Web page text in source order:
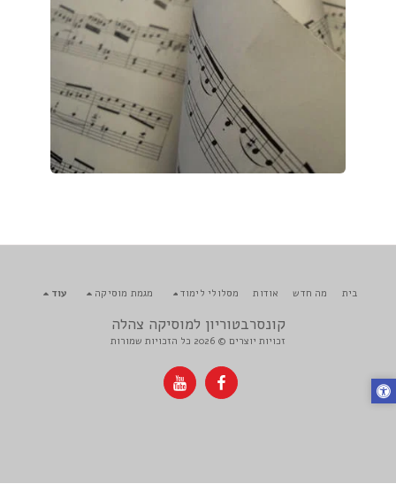
קונסרבטוריון למוסיקה צהלה
זכויות יוצרים © 2026 כל הזכויות שמורות
בית מה חדש אודות מסלולי לימוד מגמת מוסיקה עוד